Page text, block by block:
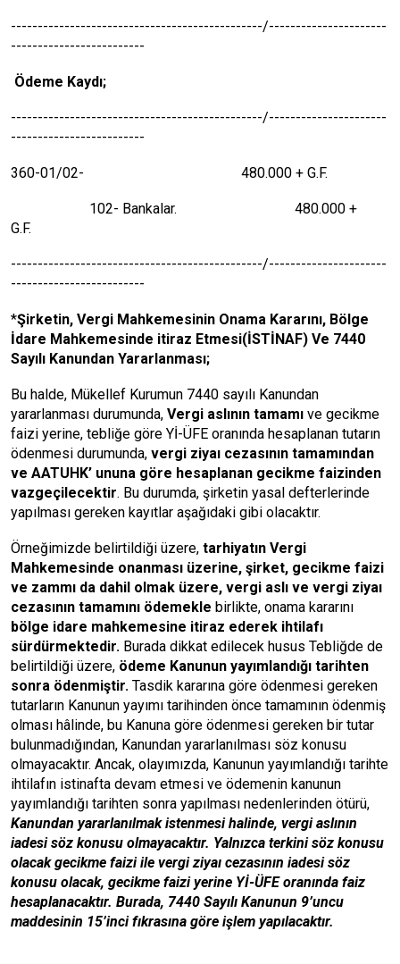
-----------------------------------------------/----------------------
-------------------------
Ödeme Kaydı;
-----------------------------------------------/----------------------
-------------------------
360-01/02- 480.000 + G.F.
102- Bankalar. 480.000 +
G.F.
-----------------------------------------------/----------------------
-------------------------
*Şirketin, Vergi Mahkemesinin Onama Kararını, Bölge
İdare Mahkemesinde itiraz Etmesi(İSTİNAF) Ve 7440
Sayılı Kanundan Yararlanması;
Bu halde, Mükellef Kurumun 7440 sayılı Kanundan
yararlanması durumunda, Vergi aslının tamamı ve gecikme
faizi yerine, tebliğe göre Yİ-ÜFE oranında hesaplanan tutarın
ödenmesi durumunda, vergi ziyaı cezasının tamamından
ve AATUHK’ ununa göre hesaplanan gecikme faizinden
vazgeçilecektir. Bu durumda, şirketin yasal defterlerinde
yapılması gereken kayıtlar aşağıdaki gibi olacaktır.
Örneğimizde belirtildiği üzere, tarhiyatın Vergi
Mahkemesinde onanması üzerine, şirket, gecikme faizi
ve zammı da dahil olmak üzere, vergi aslı ve vergi ziyaı
cezasının tamamını ödemekle birlikte, onama kararını
bölge idare mahkemesine itiraz ederek ihtilafı
sürdürmektedir. Burada dikkat edilecek husus Tebliğde de
belirtildiği üzere, ödeme Kanunun yayımlandığı tarihten
sonra ödenmiştir. Tasdik kararına göre ödenmesi gereken
tutarların Kanunun yayımı tarihinden önce tamamının ödenmiş
olması hâlinde, bu Kanuna göre ödenmesi gereken bir tutar
bulunmadığından, Kanundan yararlanılması söz konusu
olmayacaktır. Ancak, olayımızda, Kanunun yayımlandığı tarihte
ihtilafın istinafta devam etmesi ve ödemenin kanunun
yayımlandığı tarihten sonra yapılması nedenlerinden ötürü,
Kanundan yararlanılmak istenmesi halinde, vergi aslının
iadesi söz konusu olmayacaktır. Yalnızca terkini söz konusu
olacak gecikme faizi ile vergi ziyaı cezasının iadesi söz
konusu olacak, gecikme faizi yerine Yİ-ÜFE oranında faiz
hesaplanacaktır. Burada, 7440 Sayılı Kanunun 9’uncu
maddesinin 15’inci fıkrasına göre işlem yapılacaktır.